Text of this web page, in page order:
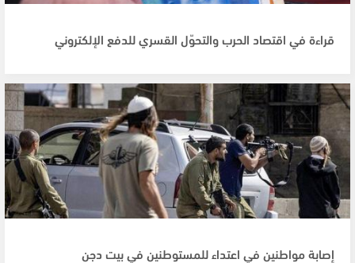
قراءة في اقتصاد الحرب والتحوّل القسري للدفع الإلكتروني
إصابة مواطنين في اعتداء للمستوطنين في بيت دجن